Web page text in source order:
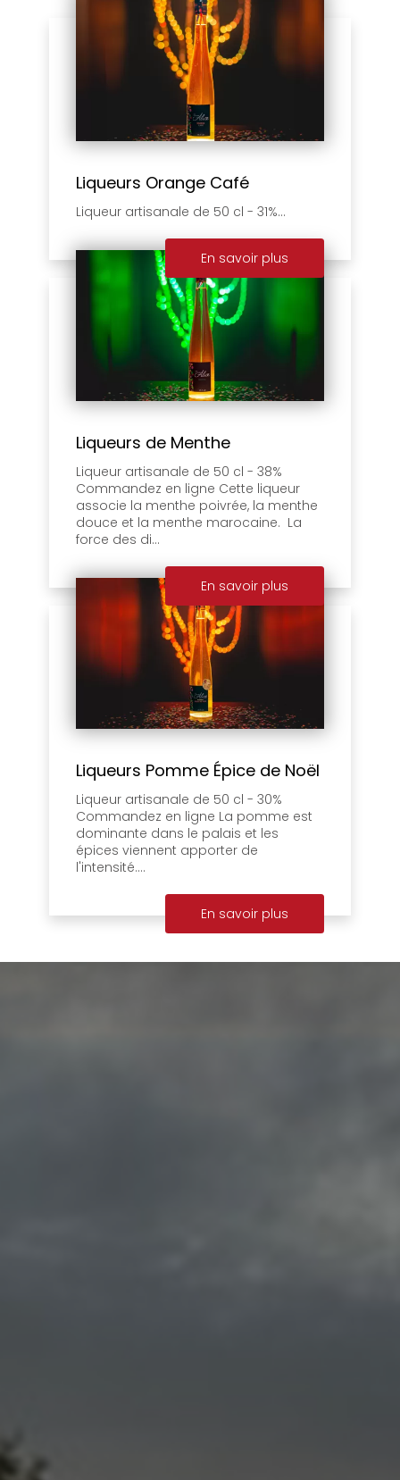
Liqueurs Orange Café
Liqueur artisanale de 50 cl - 31%...
En savoir plus
Liqueurs de Menthe
Liqueur artisanale de 50 cl - 38%
Commandez en ligne Cette liqueur
associe la menthe poivrée, la menthe
douce et la menthe marocaine. La
force des di...
En savoir plus
Liqueurs Pomme Épice de Noël
Liqueur artisanale de 50 cl - 30%
Commandez en ligne La pomme est
dominante dans le palais et les
épices viennent apporter de
l'intensité....
En savoir plus